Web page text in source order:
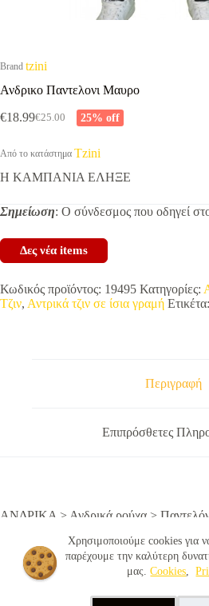
Χρησιμοποιούμε cookies για
παρέχουμε την καλύτερη
μας.Cookies,
Brand tzini
Ανδρικο Παντελονι Μαυρο
€25.00
Original
was:
€18.99Η
τιμή
€18.99.
25% off
Από το κατάστημα Tzini
Η ΚΑΜΠΑΝΙΑ ΕΛΗΞΕ
Σημείωση: Ο σύνδεσμος που οδηγεί
Δες νέα items
Κωδικός προϊόντος: 19495 Κατηγορίες:
Τζιν, Αντρικά τζιν σε ίσια γραμή Ετικέτα:
Περιγραφή
Επιπρόσθετες
ΑΝΔΡΙΚΑ > Ανδρικά ρούχα >